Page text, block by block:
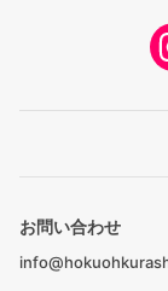
お問い合わせ